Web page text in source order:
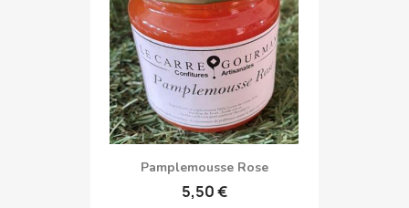
Pamplemousse Rose
5,50 €